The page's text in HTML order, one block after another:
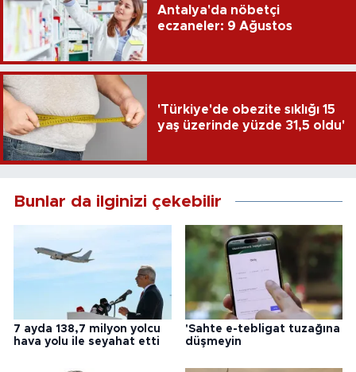
Antalya'da nöbetçi
eczaneler: 9 Ağustos
'Türkiye'de obezite sıklığı 15
yaş üzerinde yüzde 31,5 oldu'
Bunlar da ilginizi çekebilir
7 ayda 138,7 milyon yolcu
hava yolu ile seyahat etti
'Sahte e-tebligat tuzağına
düşmeyin